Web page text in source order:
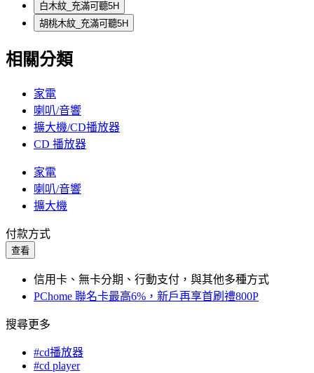
白木紋_充滿可聽5H
胡桃木紋_充滿可聽5H
相關分類
家電
喇叭/音響
擴大機/CD播放器
CD 播放器
家電
喇叭/音響
擴大機
付款方式
查看
信用卡、無卡分期、行動支付，與其他多種方式
PChome 聯名卡最高6%，新戶再享首刷禮800P
搜尋更多
#cd播放器
#cd player